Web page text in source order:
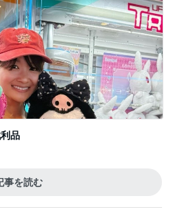
品
事を読む